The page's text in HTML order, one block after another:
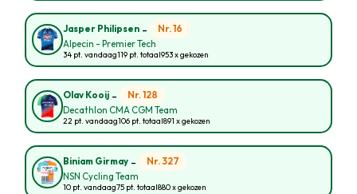
Jasper Philipsen - Nr. 16
Alpecin - Premier Tech
34 pt. vandaag119 pt. totaal953 x gekozen
Olav Kooij - Nr. 128
Decathlon CMA CGM Team
22 pt. vandaag106 pt. totaal891 x gekozen
Biniam Girmay - Nr. 327
NSN Cycling Team
10 pt. vandaag75 pt. totaal880 x gekozen